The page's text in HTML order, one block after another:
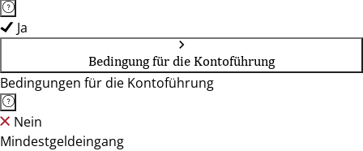
Ja
Bedingung für die Kontoführung
Bedingungen für die Kontoführung
Nein
Mindestgeldeingang